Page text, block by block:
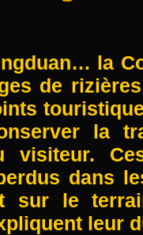
la
de
la
dans
sur le
leur